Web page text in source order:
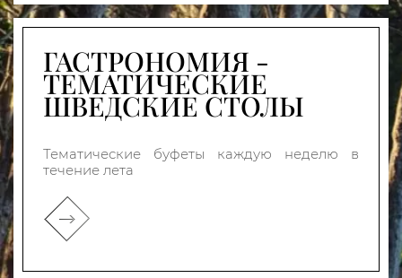
ГАСТРОНОМИЯ -
ТЕМАТИЧЕСКИЕ
ШВЕДСКИЕ СТОЛЫ
Тематические буфеты каждую неделю в
течение лета